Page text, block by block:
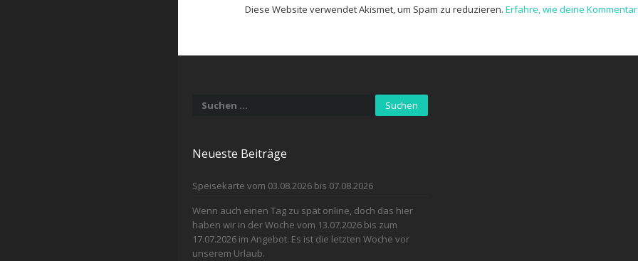
Diese Website verwendet Akismet, um Spam zu reduzieren. Erfahre, wie deine
Suchen
nach:
Neueste Beiträge
Speisekarte vom 03.08.2026 bis 07.08.2026
Wenn auch einen Tag zu spät online, doch das hier
haben wir in der Woche vom 13.07.2026 bis zum
17.07.2026 im Angebot. Es ist die letzten Woche vor
unserem Urlaub.